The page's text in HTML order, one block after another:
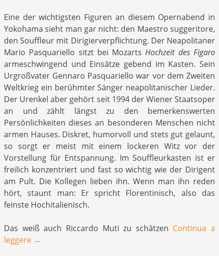
Eine der wichtigsten Figuren an diesem Opernabend in
Yokohama sieht man gar nicht: den Maestro suggeritore,
den Souffleur mit Dirigierverpflichtung. Der Neapolitaner
Mario Pasquariello sitzt bei MozartsHochzeit des Figaro
armeschwingend und Einsätze gebend im Kasten. Sein
Urgroßvater Gennaro Pasquariello war vor dem Zweiten
Weltkrieg ein berühmter Sänger neapolitanischer Lieder.
Der Urenkel aber gehört seit 1994 der Wiener Staatsoper
an und zählt längst zu den bemerkenswerten
Persönlichkeiten dieses an besonderen Menschen nicht
armen Hauses. Diskret, humorvoll und stets gut gelaunt,
so sorgt er meist mit einem lockeren Witz vor der
Vorstellung für Entspannung. Im Souffleurkasten ist er
freilich konzentriert und fast so wichtig wie der Dirigent
am Pult. Die Kollegen lieben ihn. Wenn man ihn reden
hört, staunt man: Er spricht Florentinisch, also das
feinste Hochitalienisch.
Das weiß auch Riccardo Muti zu schätzen Continua a
leggere →